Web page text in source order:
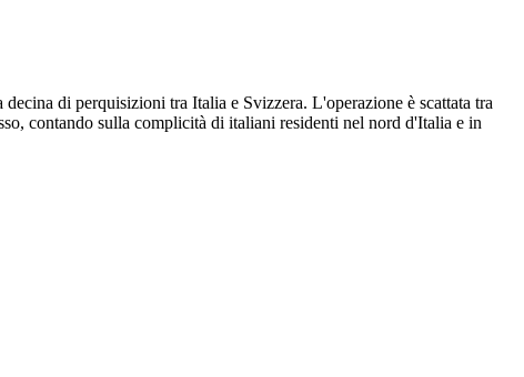
di perquisizioni tra Italia e Svizzera. L'operazione è scattata tra
contando sulla complicità di italiani residenti nel nord d'Italia e in